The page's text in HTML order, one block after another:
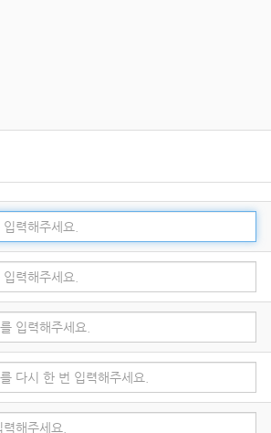
절하거나 사후에 취소할 수 있습니다.
우
해 이용자에게 통지합니다. 단, 천재지변 등 통제
있으며, 이를 제3자에게 이용하게 해서는 안 됩니
에 그 사실을 통보해야 합니다.
사항
. 처리하고 있는 개인정보는 다음의 목적 외의 용도
할 예정입니다.